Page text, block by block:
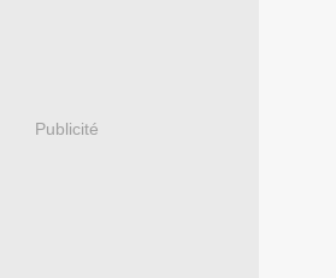
Publicité